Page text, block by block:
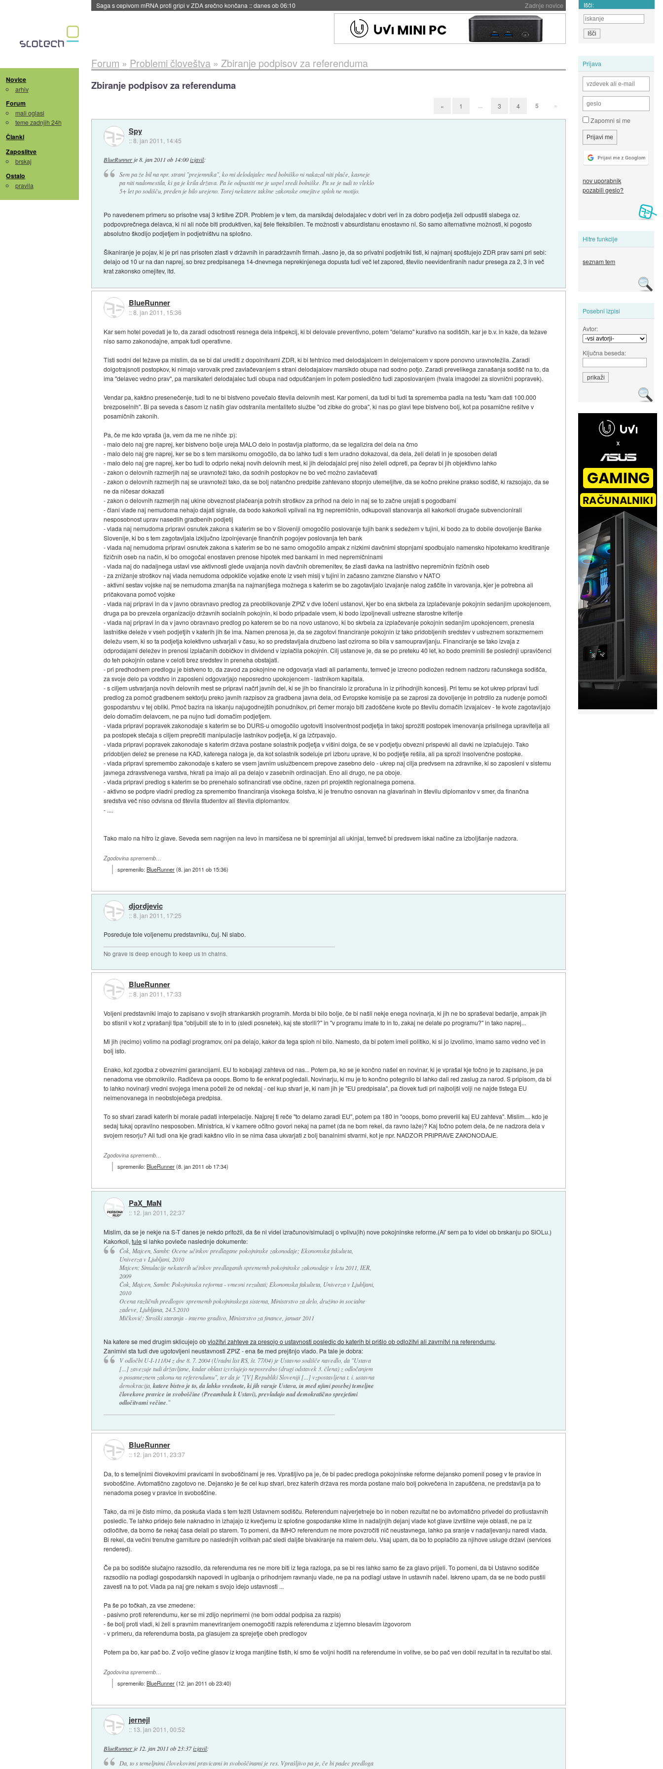
Zadnje novice
Saga s cepivom mRNA proti gripi v ZDA srečno končana ::danes ob 06:10 Išči:
Novice
arhiv
Forum
mali oglasi
teme zadnjih 24h
Članki
Zaposlitve
brskaj
Ostalo
pravila
Prijava
Zapomni si me
nov uporabnik
pozabili geslo?
Hitre funkcije
seznam tem
Posebni izpisi
Avtor:
Ključna beseda:
Forum » Problemi človeštva» Zbiranje podpisov za referenduma
Zbiranje podpisov za referenduma
« 1 ... 3 4 5 »
Spy
::8. jan 2011, 14:45
BlueRunner je8. jan 2011 ob 14:00 izjavil:
Sem pa že bil na npr. strani "prejemnika", ko mi delodajalec med bolniško ni nakazal niti plače, kasneje
pa niti nadomestila, ki ga je krila država. Pa še odpustiti me je uspel sredi bolniške. Pa se je tudi to vleklo
5+ let po sodišču, preden je bilo urejeno. Torej nekatere takšne zakonske omejitve sploh ne motijo.
Po navedenem primeru so prisotne vsaj 3 kršitve ZDR. Problem je v tem, da marsikdaj delodajalec v dobri veri in za dobro podjetja želi odpustiti slabega oz.
podpovprečnega delavca, ki ni ali noče biti produktiven, kaj šele fleksibilen. Te možnosti v absurdistanu enostavno ni. So samo alternativne možnosti, ki pogosto
absolutno škodijo podjetjem in podjetništvu na splošno.
Šikaniranje je pojav, ki je pri nas prisoten zlasti v državnih in paradržavnih firmah. Jasno je, da so privatni podjetniki tisti, ki najmanj spoštujejo ZDR prav sami pri sebi:
delajo od 10 ur na dan naprej, so brez predpisanega 14-dnevnega neprekinjenega dopusta tudi več let zapored, število neevidentiranih nadur presega za 2, 3 in več
krat zakonsko omejitev, itd.
BlueRunner
::8. jan 2011, 15:36
Kar sem hotel povedati je to, da zaradi odsotnosti resnega dela inšpekcij, ki bi delovale preventivno, potem "delamo" kurativo na sodiščih, kar je b.v. in kaže, da težave
niso samo zakonodajne, ampak tudi operativne.
Tisti sodni del težave pa mislim, da se bi dal urediti z dopolnitvami ZDR, ki bi tehtnico med delodajalcem in delojemalcem v spore ponovno uravnotežila. Zaradi
dolgotrajsnoti postopkov, ki nimajo varovalk pred zavlačevanjem s strani delodajalcev marsikdo obupa nad sodno potjo. Zaradi prevelikega zanašanja sodišč na to, da
ima "delavec vedno prav", pa marsikateri delodajalec tudi obupa nad odpuščanjem in potem posledično tudi zaposlovanjem (hvala imagodei za slovnični popravek).
Vendar pa, kakšno presenečenje, tudi to ne bi bistveno povečalo števila delovnih mest. Kar pomeni, da tudi bi tudi ta sprememba padla na testu "kam dati 100.000
brezposelnih". Bi pa seveda s časom iz naših glav odstranila mentaliteto službe "od zibke do groba", ki nas po glavi tepe bistveno bolj, kot pa posamične rešitve v
posamičnih zakonih.
Pa, če me kdo vpraša (ja, vem da me ne nihče :p):
- malo delo naj gre naprej, ker bistveno bolje ureja MALO delo in postavlja platformo, da se legalizira del dela na črno
- malo delo naj gre naprej, ker se bo s tem marsikomu omogočilo, da bo lahko tudi s tem uradno dokazoval, da dela, želi delati in je sposoben delati
- malo delo naj gre naprej, ker bo tudi to odprlo nekaj novih delovnih mest, ki jih delodajalci prej niso želeli odpreti, pa čeprav bi jih objektivno lahko
- zakon o delovnih razmerjih naj se uravnoteži tako, da sodnih postopkov ne bo več možno zavlačevati
- zakon o delovnih razmerjih naj se uravnoteži tako, da se bolj natančno predpiše zahtevano stopnjo utemeljitve, da se kočno prekine prakso sodišč, ki razsojajo, da se
ne da ničesar dokazati
- zakon o delovnih razmerjih naj ukine obveznost plačeanja potnih stroškov za prihod na delo in naj se to začne urejati s pogodbami
- člani vlade naj nemudoma nehajo dajati signale, da bodo kakorkoli vplivali na trg nepremičnin, odkupovali stanovanja ali kakorkoli drugače subvencionirali
nesposobnost uprav nasedlih gradbenih podjetij
- vlada naj nemudoma pripravi osnutek zakona s katerim se bo v Sloveniji omogočilo poslovanje tujih bank s sedežem v tujini, ki bodo za to dobile dovoljenje Banke
Slovenije, ki bo s tem zagotavljala izključno izpolnjevanje finančnih pogojev poslovanja teh bank
- vlada naj nemudoma pripravi osnutek zakona s katerim se bo ne samo omogočilo ampak z nizkimi davčnimi stopnjami spodbujalo namensko hipotekarno kreditiranje
fizičnih oseb na način, ki bo omogočal enostaven prenose hipotek med bankami in med nepremičninami
- vlada naj do nadaljnega ustavi vse aktivnosti glede uvajanja novih davčnih obremenitev, še zlasti davka na lastništvo nepremičnin fizičnih oseb
- za znižanje stroškov naj vlada nemudoma odpokliče vojaške enote iz vseh misij v tujini in začasno zamrzne članstvo v NATO
- aktivni sestav vojske naj se nemudoma zmanjša na najmanjšega možnega s katerim se bo zagotavljalo izvajanje nalog zaščite in varovanja, kjer je potrebna ali
pričakovana pomoč vojske
- vlada naj pripravi in da v javno obravnavo predlog za preoblikovanje ZPIZ v dve ločeni ustanovi, kjer bo ena skrbela za izplačevanje pokojnin sedanjim upokojencem,
druga pa bo prevzela organizacijo državnih socialnih pokojnin, ki bodo pripadale vsem, ki bodo izpoljnevali ustrezne starostne kriterije
- vlada naj pripravi in da v javno obravnavo predlog po katerem se bo na novo ustanovo, ki bo skrbela za izplačevanje pokojnin sedanjim upokojencem, prenesla
lastniške deleže v vseh podjetjih v katerih jih še ima. Namen prenosa je, da se zagotovi financiranje pokojnin iz tako pridobljenih sredstev v ustreznem sorazmernem
deležu vsem, ki so ta podjetja kolektivno ustvarjali v času, ko so predstavljala družbeno last oziroma so bila v samoupravljanju. Financiranje se tako izvaja z
odprodajami deležev in prenosi izplačanih dobičkov in dividend v izplačila pokojnin. Cilj ustanove je, da se po preteku 40 let, ko bodo preminili še poslednji upravičenci
do teh pokojnin ostane v celoti brez sredstev in preneha obstajati.
- pri predhodnem predlogu je bistveno to, da zavod za pokojnine ne odgovarja vladi ali parlamentu, temveč je izrecno podložen rednem nadzoru računskega sodišča,
za svoje delo pa vodstvo in zaposleni odgovarjajo neposredno upokojencem - lastnikom kapitala.
- s ciljem ustvarjanja novih delovnih mest se pripravi načrt javnih del, ki se jih bo financiralo iz proračuna in iz prihodnjih koncesij. Pri temu se kot ukrep pripravi tudi
predlog za pomoč gradbenem sektorju preko javnih razpisov za gradbena javna dela, od Evropske komisije pa se zaprosi za dovoljenje in potrdilo za nudenje pomoči
gospodarstvu v tej obliki. Pmoč bazira na iskanju najugodnejših ponudnikov, pri čemer morajo biti zadoščene kvote po številu domačih izvajalcev - te kvote zagotavljajo
delo domačim delavcem, ne pa nujno tudi domačim podjetjem.
- vlada pripravi popravek zakonodaje s katerim se bo DURS-u omogočilo ugotoviti insolventnost podjetja in takoj sprožiti postopek imenovanja prisilnega upravitelja ali
pa postopek stečaja s ciljem preprečiti manipulacije lastnikov podjetja, ki ga izčrpavajo.
- vlada pripravi popravek zakonodaje s katerim država postane solastnik podjetja v višini dolga, če se v podjetju obvezni prispevki ali davki ne izplačujejo. Tako
pridobljen delež se prenese na KAD, katerega naloga je, da kot solastnik sodeluje pri izboru uprave, ki bo podjetje rešila, ali pa sproži insolvenčne postopke.
- vlada pripravi spremembo zakonodaje s katero se vsem javnim uslužbencem prepove zasebno delo - ukrep naj cilja predvsem na zdravnike, ki so zaposleni v sistemu
javnega zdravstvenega varstva, hkrati pa imajo ali pa delajo v zasebnih ordinacijah. Eno ali drugo, ne pa oboje.
- vlada pripravi predlog s katerim se bo prenehalo sofinancirati vse občine, razen pri projektih regionalnega pomena.
- aktivno se podpre vladni predlog za spremembo financiranja visokega šolstva, ki je trenutno osnovan na glavarinah in številu diplomantov v smer, da finančna
sredstva več niso odvisna od števila študentov ali števila diplomantov.
- ....
Tako malo na hitro iz glave. Seveda sem nagnjen na levo in marsičesa ne bi spreminjal ali ukinjal, temveč bi predsvem iskal načine za izboljšanje nadzora.
Zgodovina sprememb…
spremenilo:BlueRunner(8. jan 2011 ob 15:36)
djordjevic
::8. jan 2011, 17:25
Posreduje tole voljenemu predstavniku, čuj. Ni slabo.
No grave is deep enough to keep us in chains.
BlueRunner
::8. jan 2011, 17:33
Voljeni predstavniki imajo to zapisano v svojih strankarskih programih. Morda bi bilo bolje, če bi našli nekje enega novinarja, ki jih ne bo spraševal bedarije, ampak jih
bo stisnil v kot z vprašanji tipa "obljubili ste to in to (sledi posnetek), kaj ste storili?" in "v programu imate to in to, zakaj ne delate po programu?" in tako naprej...
Mi jih (recimo) volimo na podlagi programov, oni pa delajo, kakor da tega sploh ni bilo. Namesto, da bi potem imeli politiko, ki si jo izvolimo, imamo samo vedno več in
bolj isto.
Enako, kot zgodba z obveznimi garancijami. EU to kobajagi zahteva od nas... Potem pa, ko se je končno našel en novinar, ki je vprašal kje točno je to zapisano, je pa
nenadoma vse obmolknilo. Radičeva pa ooops. Bomo to še enkrat pogledali. Novinarju, ki mu je to končno potegnilo bi lahko dali red zaslug za narod. S pripisom, da bi
to lahko novinarji vredni svojega imena počeli že od nekdaj - cel kup stvari je, ki nam jih je "EU predpisala", pa človek tudi pri najboljši volji ne najde tistega EU
neimenovanega in neobstoječega predpisa.
To so stvari zaradi katerih bi morale padati interpelacije. Najprej ti reče "to delamo zaradi EU", potem pa 180 in "ooops, bomo preverili kaj EU zahteva". Mislim.... kdo je
sedaj tukaj opravilno nesposoben. Ministrica, ki v kamere očitno govori nekaj na pamet (da ne bom rekel, da ravno laže)? Kaj točno potem dela, če ne nadzora dela v
svojem resorju? Ali tudi ona kje gradi kakšno vilo in se nima časa ukvarjati z bolj banalnimi stvarmi, kot je npr. NADZOR PRIPRAVE ZAKONODAJE.
Zgodovina sprememb…
spremenilo:BlueRunner(8. jan 2011 ob 17:34)
PaX_MaN
:: 12. jan 2011, 22:37
Mislim, da se je nekje na S-T danes je nekdo pritožil, da še ni videl izračunov/simulacij o vplivu(ih) nove pokojninske reforme.(Al' sem pa to videl ob brskanju po SiOLu.)
Kakorkoli,tulesi lahko povleče naslednje dokumente:
Čok, Majcen, Sambt: Ocene učinkov predlagane pokojninske zakonodaje; Ekonomska fakulteta,
Univerza v Ljubljani, 2010
Majcen: Simulacije nekaterih učinkov predlaganih sprememb pokojninske zakonodaje v letu 2011, IER,
2009
Čok, Majcen, Sambt: Pokojninska reforma - vmesni rezultati; Ekonomska fakulteta, Univerza v Ljubljani,
2010
Ocena različnih predlogov sprememb pokojninskega sistema, Ministrstvo za delo, družino in socialne
zadeve, Ljubljana, 24.5.2010
Mičković: Stroški staranja - interno gradivo, Ministrstvo za finance, januar 2011
Na katere se med drugim sklicujejo obvložitvi zahteve za presojo o ustavnosti posledic do katerih bi prišlo ob odložitvi ali zavrnitvi na referendumu.
Zanimivi sta tudi dve ugotovljeni neustavnosti ZPIZ - ena še med prejšnjo vlado. Pa tale je dobra:
V odločbi U-I-111/04 z dne 8. 7. 2004 (Uradni list RS, št. 77/04) je Ustavno sodišče navedlo, da "Ustava
[...] zavezuje tudi državljane, kadar oblast izvršujejo neposredno (drugi odstavek 3. člena) z odločanjem
o posameznem zakonu na referendumu", ter da je "[V] Republiki Sloveniji [...] vzpostavljena t. i. ustavna
demokracija,katere bistvo je to, da lahko vrednote, ki jih varuje Ustava, in med njimi posebej temeljne
človekove pravice in svoboščine (Preambula k Ustavi), prevladajo nad demokratično sprejetimi
odločitvami večine."
BlueRunner
:: 12. jan 2011, 23:37
Da, to s temeljnimi človekovimi pravicami in svoboščinami je res. Vprašljivo pa je, če bi padec predloga pokojninske reforme dejansko pomenil poseg v te pravice in
svoboščine. Avtomatično zagotovo ne. Dejansko je še cel kup stvari, brez katerih država res morda postane malo bolj pokvečena in zapuščena, ne predstavlja pa to
nenadoma poseg v pravice in svoboščine.
Tako, da mi je čisto mimo, da poskuša vlada s tem težiti Ustavnem sodišču. Referendum najverjetneje bo in noben rezultat ne bo avtomatično privedel do protiustavnih
posledic. Te lahko pridejo šele naknadno in izhajajo iz kvečjemu iz splošne gospodarske klime in nadaljnjih dejanj vlade kot glave izvršilne veje oblasti, ne pa iz
odločitve, da bomo še nekaj časa delali po starem. To pomeni, da IMHO referendum ne more povzročiti nič neustavnega, lahko pa sranje v nadaljevanju naredi vlada.
Bi rekel, da večini trenutne garniture po naslednjih volitvah pač sledi daljše bivakiranje na malem delu. Vsaj upam, da bo to poplačilo za njihove usluge državi (services
rendered).
Če pa bo sodišče slučajno razsodilo, da referenduma res ne more biti iz tega razloga, pa se bi res lahko samo še za glavo prijeli. To pomeni, da bi Ustavno sodišče
razsodilo na podlagi gospodarskih napovedi in ugibanja o prihodnjem ravnanju vlade, ne pa na podlagi ustave in ustavnih načel. Iskreno upam, da se ne bodo pustili
zavesti na to pot. Vlada pa naj gre nekam s svojo idejo ustavnosti ...
Pa še po točkah, za vse zmedene:
- pasivno proti referendumu, ker se mi zdijo neprimerni (ne bom oddal podpisa za razpis)
- še bolj proti vladi, ki želi s pravnim manevriranjem onemogočiti razpis referenduma z izjemno blesavim izgovorom
- v primeru, da referenduma bosta, pa glasujem za sprejetje obeh predlogov
Potem pa bo, kar pač bo. Z voljo večine glasov iz kroga manjšine tistih, ki smo še voljni hoditi na referendume in volitve, se bo pač ven dobil rezultat in ta rezultat bo stal.
Zgodovina sprememb…
spremenilo:BlueRunner(12. jan 2011 ob 23:40)
jernejl
:: 13. jan 2011, 00:52
BlueRunner je 12. jan 2011 ob 23:37izjavil:
Da, to s temeljnimi človekovimi pravicami in svoboščinami je res. Vprašljivo pa je, če bi padec predloga